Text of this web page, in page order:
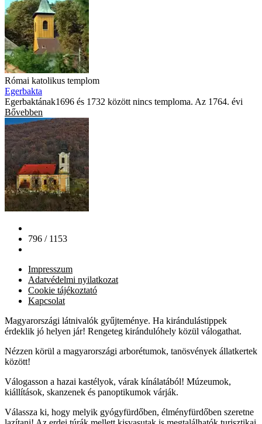
Római katolikus templom
Egerbakta
Egerbaktának1696 és 1732 között nincs temploma. Az 1764. évi
Bővebben
796 / 1153
Impresszum
Adatvédelmi nyilatkozat
Cookie tájékoztató
Kapcsolat
Magyarországi látnivalók gyűjteménye. Ha kirándulástippek
érdeklik jó helyen jár! Rengeteg kirándulóhely közül válogathat.
Nézzen körül a magyarországi arborétumok, tanösvények állatkertek
között!
Válogasson a hazai kastélyok, várak kínálatából! Múzeumok,
kiállítások, skanzenek és panoptikumok várják.
Válassza ki, hogy melyik gyógyfürdőben, élményfürdőben szeretne